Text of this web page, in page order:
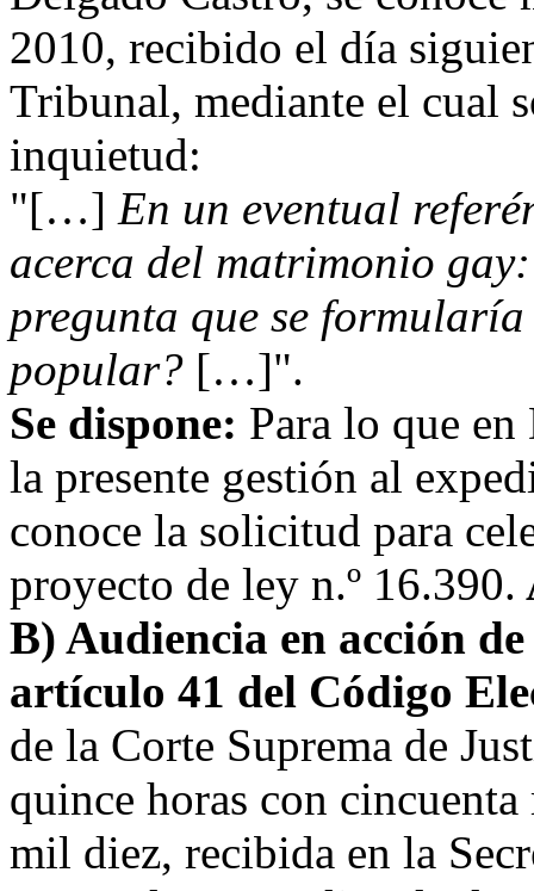
2010, recibido el día
Tribunal, mediante el cual
inquietud:
"[…] En un eventual
acerca del matrimonio
pregunta que se
popular? […]".
Se dispone: Para lo que en
la presente gestión al
conoce la solicitud para
proyecto de ley n.º 16.390.
B) Audiencia en acción
artículo 41 del Código
de la Corte Suprema de
quince horas con
mil diez, recibida en la